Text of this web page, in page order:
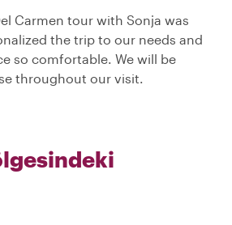
Carmen tour with Sonja was
the trip to our needs and
so comfortable. We will be
throughout our visit.